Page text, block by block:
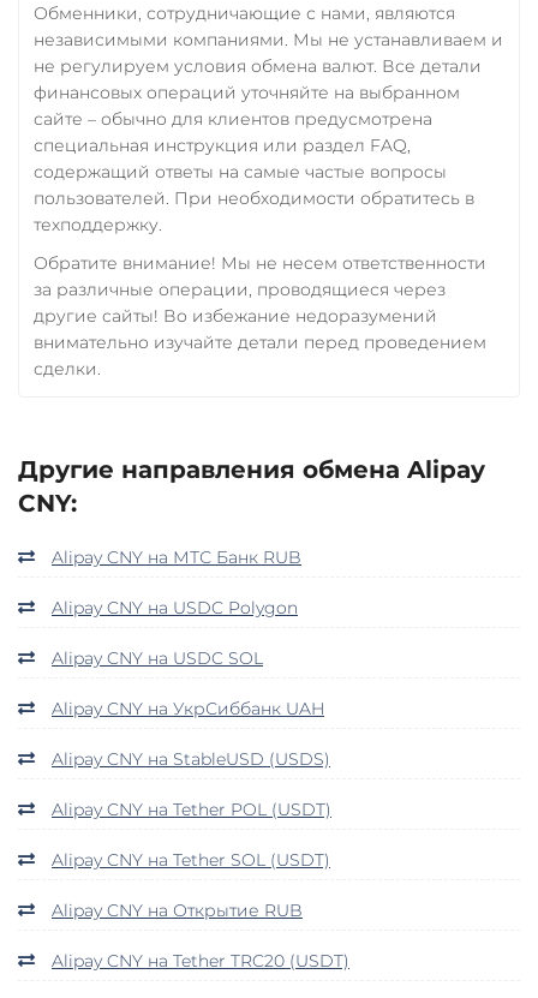
Обменники, сотрудничающие с нами, являются
независимыми компаниями. Мы не устанавливаем и
не регулируем условия обмена валют. Все детали
финансовых операций уточняйте на выбранном
сайте – обычно для клиентов предусмотрена
специальная инструкция или раздел FAQ,
содержащий ответы на самые частые вопросы
пользователей. При необходимости обратитесь в
техподдержку.
Обратите внимание! Мы не несем ответственности
за различные операции, проводящиеся через
другие сайты! Во избежание недоразумений
внимательно изучайте детали перед проведением
сделки.
Другие направления обмена Alipay
CNY:
Alipay CNY на МТС Банк RUB
Alipay CNY на USDC Polygon
Alipay CNY на USDC SOL
Alipay CNY на УкрСиббанк UAH
Alipay CNY на StableUSD (USDS)
Alipay CNY на Tether POL (USDT)
Alipay CNY на Tether SOL (USDT)
Alipay CNY на Открытие RUB
Alipay CNY на Tether TRC20 (USDT)